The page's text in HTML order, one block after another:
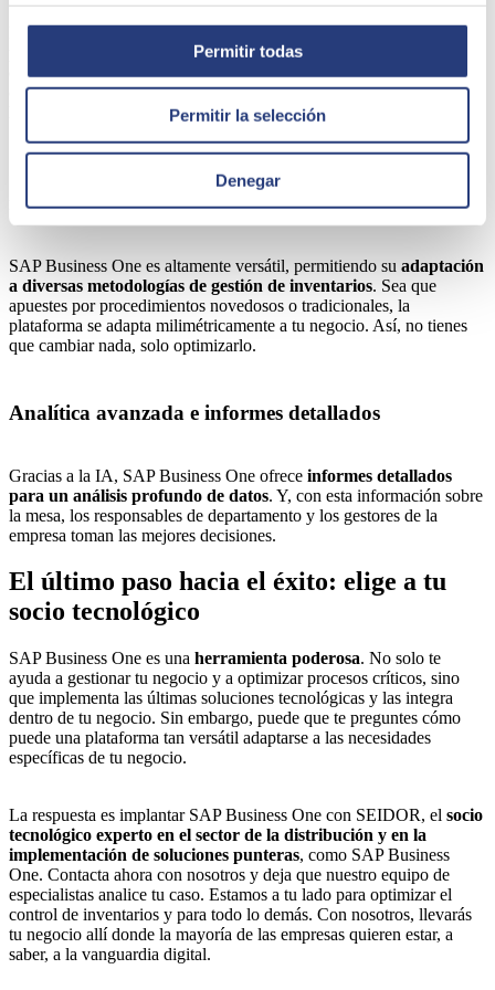
Permitir todas
Permitir la selección
Denegar
SAP Business se convierte en elcerebro operativo de tu empresa.
Por eso, no solo sirve para mejorar el control de inventarios, sino
para integrar este y otros procesos con distintas áreas. Logra que los
departamentos de compras o ventas trabajen con los mismos
objetivos y colaboren con otros ámbitos, como el de la facturación o
Soporte para diversas metodologías de gestión de
inventarios
SAP Business One es altamente versátil, permitiendo su adaptación
a diversas metodologías de gestión de inventarios. Sea que
apuestes por procedimientos novedosos o tradicionales, la
plataforma se adapta milimétricamente a tu negocio. Así, no tienes
que cambiar nada, solo optimizarlo.
Analítica avanzada e informes detallados
Gracias a la IA, SAP Business One ofrece informes detallados
para un análisis profundo de datos. Y, con esta información sobre
la mesa, los responsables de departamento y los gestores de la
empresa toman las mejores decisiones.
El último paso hacia el éxito: elige a tu
socio tecnológico
SAP Business One es una herramienta poderosa. No solo te
ayuda a gestionar tu negocio y a optimizar procesos críticos, sino
que implementa las últimas soluciones tecnológicas y las integra
dentro de tu negocio. Sin embargo, puede que te preguntes cómo
puede una plataforma tan versátil adaptarse a las necesidades
específicas de tu negocio.
La respuesta es implantar SAP Business One con SEIDOR, el socio
tecnológico experto en el sector de la distribución y en la
implementación de soluciones punteras, como SAP Business
One. Contacta ahora con nosotros y deja que nuestro equipo de
especialistas analice tu caso. Estamos a tu lado para optimizar el
control de inventarios y para todo lo demás. Con nosotros, llevarás
tu negocio allí donde la mayoría de las empresas quieren estar, a
saber, a la vanguardia digital.